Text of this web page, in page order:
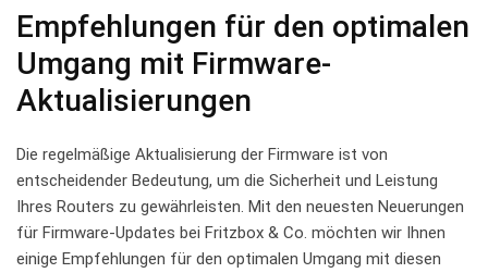
Empfehlungen ‌für den optimalen‍
Umgang ‌mit Firmware-
Aktualisierungen
Die regelmäßige Aktualisierung der Firmware ist von⁣
entscheidender Bedeutung, um die‌ Sicherheit‌ und ⁤Leistung
Ihres Routers zu gewährleisten. Mit‌ den neuesten Neuerungen
für Firmware-Updates bei Fritzbox & Co. möchten wir Ihnen
einige ⁤Empfehlungen‍ für ⁤den optimalen Umgang mit ‍diesen